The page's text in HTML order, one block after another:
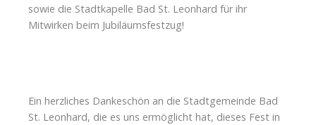
sowie die Stadtkapelle Bad St. Leonhard für ihr
Mitwirken beim Jubiläumsfestzug!
Ein herzliches Dankeschön an die Stadtgemeinde Bad
St. Leonhard, die es uns ermöglicht hat, dieses Fest in